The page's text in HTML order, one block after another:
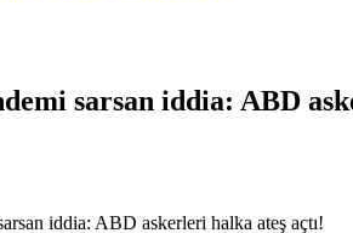
sarsan iddia: ABD